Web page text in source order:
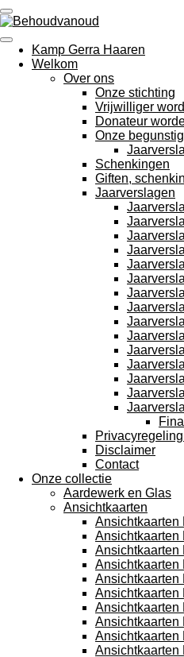
Ga
direct
naar
de
hoofdinhoud
Kamp Gerra Haaren
Welkom
Over ons
Onze stichting
Vrijwilliger
Donateur
Onze
Schenkingen
Giften,
Jaarverslagen
Disclaimer
Contact
Onze collectie
Aardewerk en Glas
Ansichtkaarten
Ansichtkaarten
Ansichtkaarten
Ansichtkaarten
Ansichtkaarten
Ansichtkaarten
Ansichtkaarten
Ansichtkaarten
Ansichtkaarten
Ansichtkaarten
Ansichtkaarten